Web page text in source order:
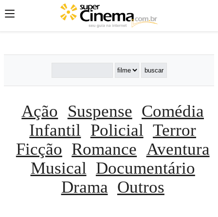
';';
Ação Suspense Comédia
Infantil
Policial Terror
Ficção Romance Aventura
Musical
Documentário
Drama Outros